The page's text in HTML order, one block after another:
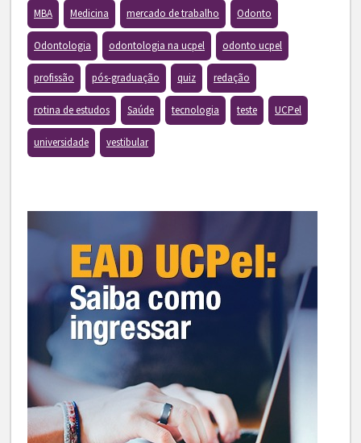
MBA Medicina mercado de trabalho Odonto
Odontologia odontologia na ucpel odonto ucpel
profissão pós-graduação quiz redação
rotina de estudos Saúde tecnologia teste UCPel
universidade vestibular